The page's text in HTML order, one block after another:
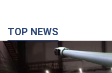
TOP NEWS